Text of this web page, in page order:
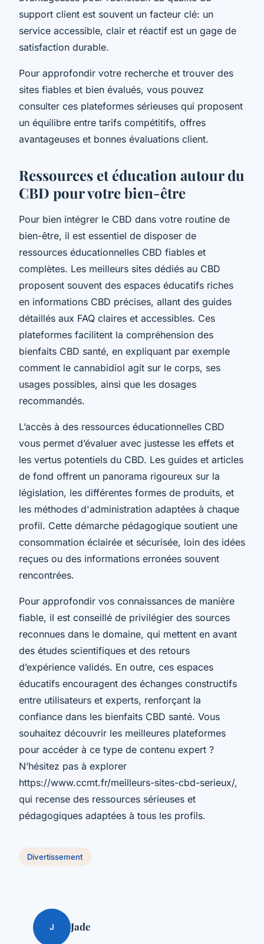
support client est souvent un facteur clé: un
service accessible, clair et réactif est un gage de
satisfaction durable.
Pour approfondir votre recherche et trouver des
sites fiables et bien évalués, vous pouvez
consulter ces plateformes sérieuses qui proposent
un équilibre entre tarifs compétitifs, offres
avantageuses et bonnes évaluations client.
Ressources et éducation autour du
CBD pour votre bien-être
Pour bien intégrer le CBD dans votre routine de
bien-être, il est essentiel de disposer de
ressources éducationnelles CBD fiables et
complètes. Les meilleurs sites dédiés au CBD
proposent souvent des espaces éducatifs riches
en informations CBD précises, allant des guides
détaillés aux FAQ claires et accessibles. Ces
plateformes facilitent la compréhension des
bienfaits CBD santé, en expliquant par exemple
comment le cannabidiol agit sur le corps, ses
usages possibles, ainsi que les dosages
recommandés.
L’accès à des ressources éducationnelles CBD
vous permet d’évaluer avec justesse les effets et
les vertus potentiels du CBD. Les guides et articles
de fond offrent un panorama rigoureux sur la
législation, les différentes formes de produits, et
les méthodes d'administration adaptées à chaque
profil. Cette démarche pédagogique soutient une
consommation éclairée et sécurisée, loin des idées
reçues ou des informations erronées souvent
rencontrées.
Pour approfondir vos connaissances de manière
fiable, il est conseillé de privilégier des sources
reconnues dans le domaine, qui mettent en avant
des études scientifiques et des retours
d’expérience validés. En outre, ces espaces
éducatifs encouragent des échanges constructifs
entre utilisateurs et experts, renforçant la
confiance dans les bienfaits CBD santé. Vous
souhaitez découvrir les meilleures plateformes
pour accéder à ce type de contenu expert ?
N’hésitez pas à explorer
https://www.ccmt.fr/meilleurs-sites-cbd-serieux/,
qui recense des ressources sérieuses et
pédagogiques adaptées à tous les profils.
Divertissement
J Jade